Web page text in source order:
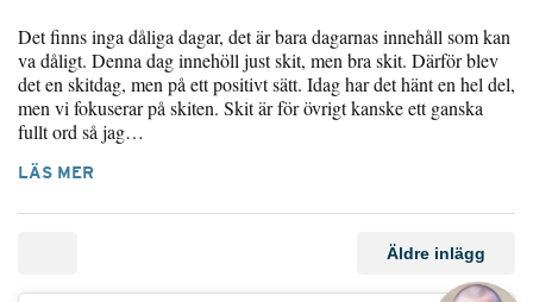
Det finns inga dåliga dagar, det är bara dagarnas innehåll som kan
va dåligt. Denna dag innehöll just skit, men bra skit. Därför blev
det en skitdag, men på ett positivt sätt. Idag har det hänt en hel del,
men vi fokuserar på skiten. Skit är för övrigt kanske ett ganska
fullt ord så jag…
LÄS MER
Äldre inlägg